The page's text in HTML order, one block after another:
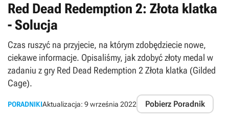
Red Dead Redemption 2: Złota klatka
- Solucja
Czas ruszyć na przyjecie, na którym zdobędziecie nowe,
ciekawe informacje. Opisaliśmy, jak zdobyć złoty medal w
zadaniu z gry Red Dead Redemption 2 Złota klatka (Gilded
Cage).
PORADNIKIAktualizacja: 9 września 2022 Pobierz Poradnik